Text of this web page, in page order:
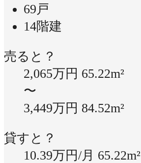
69戸
14階建
売ると？
2,065万円 65.22m²
〜
3,449万円 84.52m²
貸すと？
10.39万円/月 65.22m²